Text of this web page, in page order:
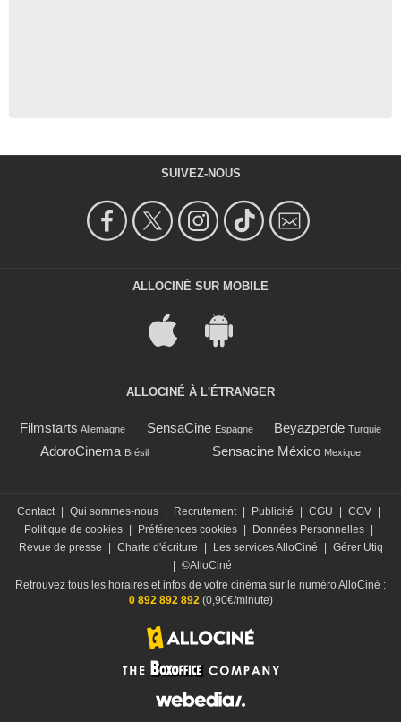
SUIVEZ-NOUS
ALLOCINÉ SUR MOBILE
ALLOCINÉ À L'ÉTRANGER
Filmstarts Allemagne SensaCine Espagne Beyazperde Turquie
AdoroCinema Brésil Sensacine México Mexique
Contact Qui sommes-nous Recrutement Publicité CGU CGV
Politique de cookies
Préférences cookies Données Personnelles
Revue de presse
Charte d'écriture Les services AlloCiné
Gérer Utiq
©AlloCiné
Retrouvez tous les horaires et infos de votre cinéma sur le numéro AlloCiné :
0 892 892 892(0,90€/minute)